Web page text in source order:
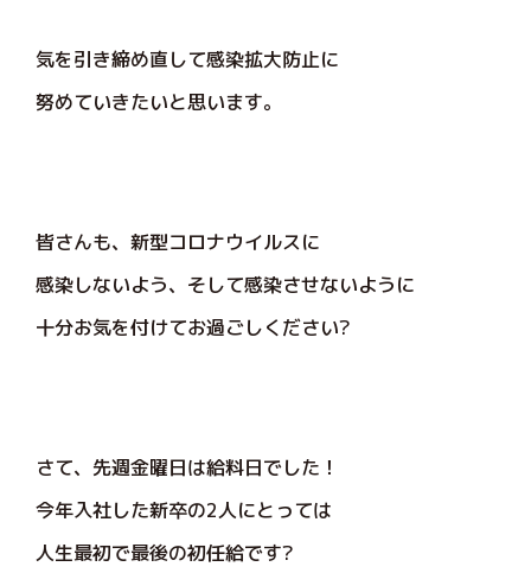
気を引き締め直して感染拡大防止に
努めていきたいと思います。
皆さんも、新型コロナウイルスに
感染しないよう、そして感染させないように
十分お気を付けてお過ごしください?
さて、先週金曜日は給料日でした！
今年入社した新卒の2人にとっては
人生最初で最後の初任給です?